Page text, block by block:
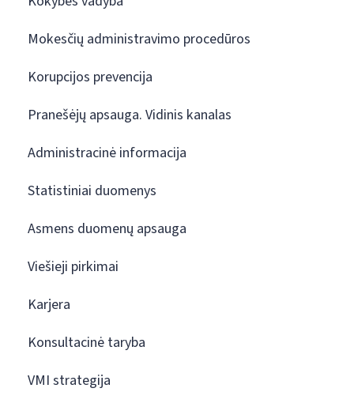
Mokesčių administravimo procedūros
Korupcijos prevencija
Pranešėjų apsauga. Vidinis kanalas
Administracinė informacija
Statistiniai duomenys
Asmens duomenų apsauga
Viešieji pirkimai
Karjera
Konsultacinė taryba
VMI strategija